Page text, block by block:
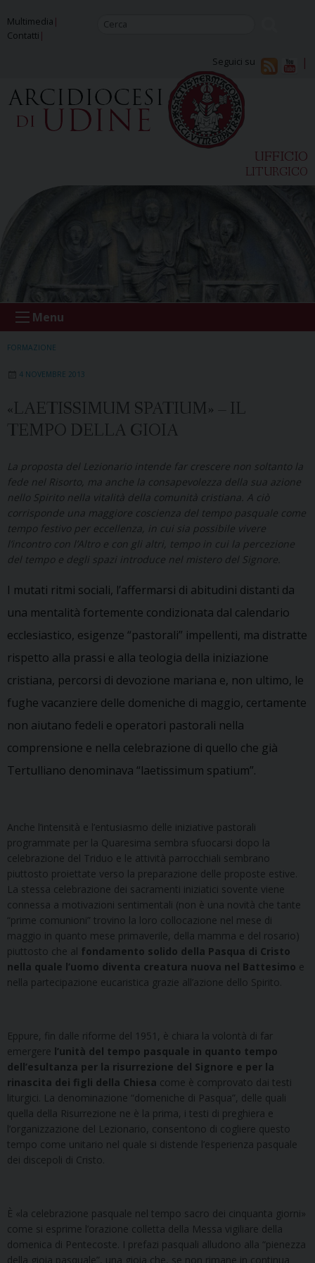
to
content
Multimedia
Contatti
Seguici su
UFFICIO
LITURGICO
Menu
FORMAZIONE
4 NOVEMBRE 2013
«LAETISSIMUM SPATIUM» – IL
TEMPO DELLA GIOIA
La proposta del Lezionario intende far crescere non soltanto la
fede nel Risorto, ma anche la consapevolezza della sua azione
nello Spirito nella vitalità della comunità cristiana. A ciò
corrisponde una maggiore coscienza del tempo pasquale come
tempo festivo per eccellenza, in cui sia possibile vivere
l’incontro con l’Altro e con gli altri, tempo in cui la percezione
del tempo e degli spazi introduce nel mistero del Signore.
I mutati ritmi sociali, l’affermarsi di abitudini distanti da
una mentalità fortemente condizionata dal calendario
ecclesiastico, esigenze “pastorali” impellenti, ma distratte
rispetto alla prassi e alla teologia della iniziazione
cristiana, percorsi di devozione mariana e, non ultimo, le
fughe vacanziere delle domeniche di maggio, certamente
non aiutano fedeli e operatori pastorali nella
comprensione e nella celebrazione di quello che già
Tertulliano denominava “laetissimum spatium”.
Anche l’intensità e l’entusiasmo delle iniziative pastorali
programmate per la Quaresima sembra sfuocarsi dopo la
celebrazione del Triduo e le attività parrocchiali sembrano
piuttosto proiettate verso la preparazione delle proposte estive.
La stessa celebrazione dei sacramenti iniziatici sovente viene
connessa a motivazioni sentimentali (non è una novità che tante
“prime comunioni” trovino la loro collocazione nel mese di
maggio in quanto mese primaverile, della mamma e del rosario)
piuttosto che al fondamento solido della Pasqua di Cristo
nella quale l’uomo diventa creatura nuova nel Battesimo e
nella partecipazione eucaristica grazie all’azione dello Spirito.
Eppure, fin dalle riforme del 1951, è chiara la volontà di far
emergere l’unità del tempo pasquale in quanto tempo
dell’esultanza per la risurrezione del Signore e per la
rinascita dei figli della Chiesa come è comprovato dai testi
liturgici. La denominazione “domeniche di Pasqua”, delle quali
quella della Risurrezione ne è la prima, i testi di preghiera e
l’organizzazione del Lezionario, consentono di cogliere questo
tempo come unitario nel quale si distende l’esperienza pasquale
dei discepoli di Cristo.
È «la celebrazione pasquale nel tempo sacro dei cinquanta giorni»
come si esprime l’orazione colletta della Messa vigiliare della
domenica di Pentecoste. I prefazi pasquali alludono alla “pienezza
della gioia pasquale”, una gioia che, se non rimane in continua